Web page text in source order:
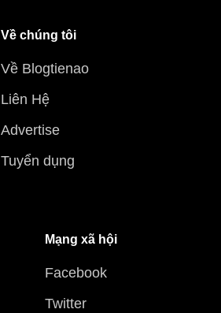
Về chúng tôi
Về Blogtienao
Liên Hệ
Advertise
Tuyển dụng
Mạng xã hội
Facebook
Twitter